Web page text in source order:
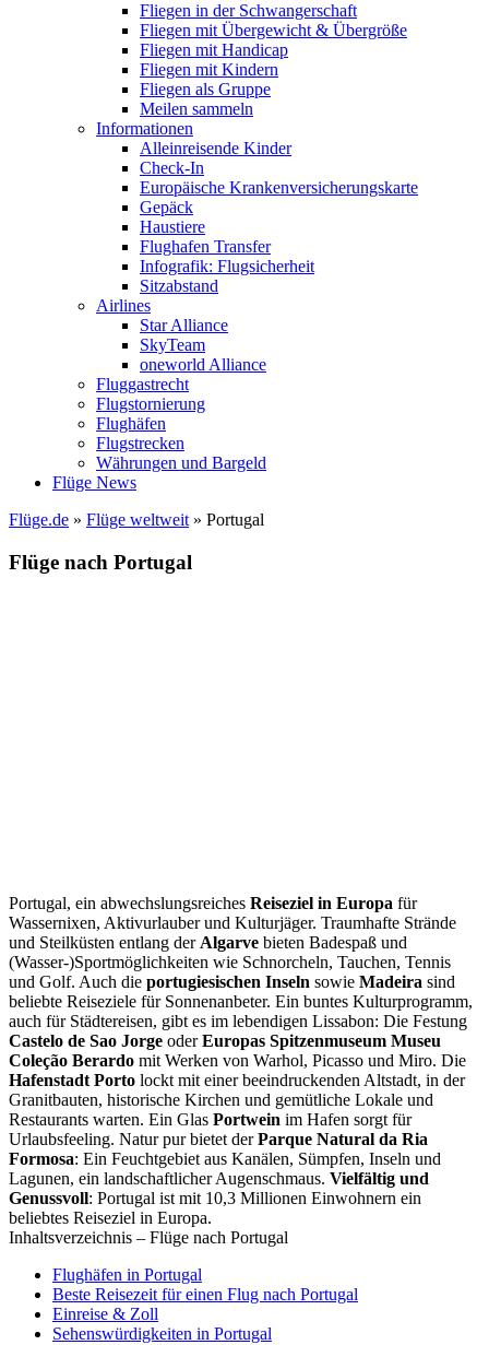
Fliegen in der Schwangerschaft
Fliegen mit Übergewicht & Übergröße
Fliegen mit Handicap
Fliegen mit Kindern
Fliegen als Gruppe
Meilen sammeln
Informationen
Alleinreisende Kinder
Check-In
Europäische Krankenversicherungskarte
Gepäck
Haustiere
Flughafen Transfer
Infografik: Flugsicherheit
Sitzabstand
Airlines
Star Alliance
SkyTeam
oneworld Alliance
Fluggastrecht
Flugstornierung
Flughäfen
Flugstrecken
Währungen und Bargeld
Flüge News
Flüge.de » Flüge weltweit » Portugal
Flüge nach Portugal
Portugal, ein abwechslungsreiches Reiseziel in Europa für
Wassernixen, Aktivurlauber und Kulturjäger. Traumhafte Strände
und Steilküsten entlang der Algarve bieten Badespaß und
(Wasser-)Sportmöglichkeiten wie Schnorcheln, Tauchen, Tennis
und Golf. Auch die portugiesischen Inseln sowie Madeira sind
beliebte Reiseziele für Sonnenanbeter. Ein buntes Kulturprogramm,
auch für Städtereisen, gibt es im lebendigen Lissabon: Die Festung
Castelo de Sao Jorge oderEuropas Spitzenmuseum Museu
Coleção Berardo mit Werken von Warhol, Picasso und Miro. Die
Hafenstadt Porto lockt mit einer beeindruckenden Altstadt, in der
Granitbauten, historische Kirchen und gemütliche Lokale und
Restaurants warten. Ein Glas Portwein im Hafen sorgt für
Urlaubsfeeling. Natur pur bietet derParque Natural da Ria
Formosa: Ein Feuchtgebiet aus Kanälen, Sümpfen, Inseln und
Lagunen, ein landschaftlicher Augenschmaus. Vielfältig und
Genussvoll: Portugal ist mit 10,3 Millionen Einwohnern ein
beliebtes Reiseziel in Europa.
Inhaltsverzeichnis – Flüge nach Portugal
Flughäfen in Portugal
Beste Reisezeit für einen Flug nach Portugal
Einreise & Zoll
Sehenswürdigkeiten in Portugal